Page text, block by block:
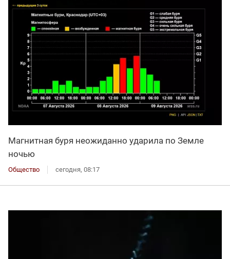
Магнитная буря неожиданно ударила по Земле
ночью
Общество сегодня, 08:17